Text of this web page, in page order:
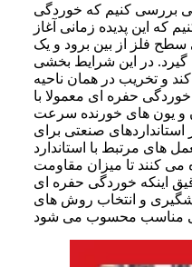
بررسی کنیم که خوردگی
که این پدیده زمانی آغاز
فلز از بین برود و یک
در این شرایط بخشی
و تخریب در همان ناحیه
حفره ای معمولا با
یون های خورنده سرعت
استانداردهای صنعتی برای
های مرتبط با استاندارد
کنند تا میزان مقاومت
اینکه خوردگی حفره ای
و انتخاب روش های